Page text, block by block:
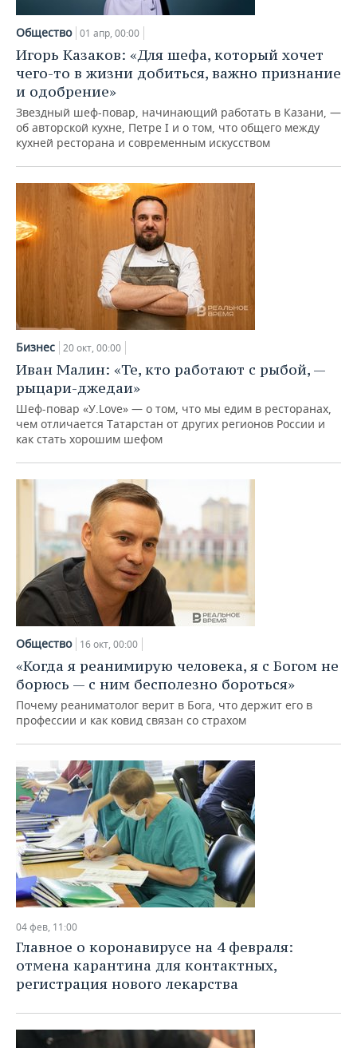
НЕФТЕХИМИЯ
НЕФТЬ
ОПК
ЭНЕРГЕТИКА
РОЗНИЧНАЯ ТОРГОВЛЯ
ТРАНСПОРТ
УСЛУГИ
НОВОСТИ ТЕХНОЛОГИЙ
МЕДИА
ТЕЛЕКОММУНИКАЦИИ
МЕРОПРИЯТИЯ
НОВОСТИ МЕРОПРИЯТИЙ
ВЫЕЗДНАЯ РЕДАКЦИЯ
БИЗНЕС-БРАНЧИ
ОТКРЫТАЯ ЛЕКЦИЯ
СПОРТ
НОВОСТИ СПОРТА
ФУТБОЛ
БАСКЕТБОЛ
ВОЛЕЙБОЛ
КИБЕРСПОРТ
ФИГУРНОЕ КАТАНИЕ
ХОККЕЙ С МЯЧОМ
ОБЩЕСТВО
НОВОСТИ ОБЩЕСТВА
ИНФРАСТРУКТУРА
ИСТОРИЯ
МЕДИЦИНА
ПРОИСШЕСТВИЯ
ФОТОГАЛЕРЕЯ
СПРАВОЧНИК
СПИСОК ПЕРСОН
СПИСОК КОМПАНИЙ
ПОЛНАЯ ВЕРСИЯ
Общество 01 апр, 00:00
Игорь Казаков: «Для шефа, который хочет
чего-то в жизни добиться, важно признание
и одобрение»
Звездный шеф-повар, начинающий работать в Казани, —
об авторской кухне, Петре I и о том, что общего между
кухней ресторана и современным искусством
Бизнес 20 окт, 00:00
Иван Малин: «Те, кто работают с рыбой, —
рыцари-джедаи»
Шеф-повар «У.Love» — о том, что мы едим в ресторанах,
чем отличается Татарстан от других регионов России и
как стать хорошим шефом
Общество 16 окт, 00:00
«Когда я реанимирую человека, я с Богом не
борюсь — с ним бесполезно бороться»
Почему реаниматолог верит в Бога, что держит его в
профессии и как ковид связан со страхом
04 фев, 11:00
Главное о коронавирусе на 4 февраля:
отмена карантина для контактных,
регистрация нового лекарства